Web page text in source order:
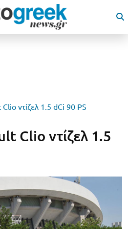
ντίζελ 1.5 dCi 90 PS
Clio ντίζελ 1.5